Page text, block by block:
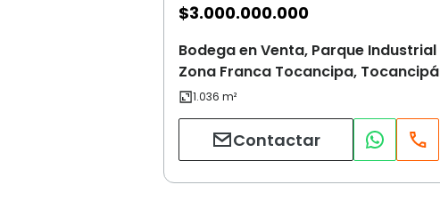
$3.000.000.000
Bodega en Venta, Parque Industrial
Zona Franca Tocancipa, Tocancipá
Contactar